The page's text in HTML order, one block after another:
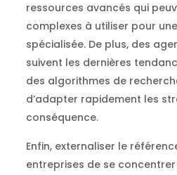
ressources avancés qui
complexes à utiliser pour
spécialisée. De plus, des
suivent les dernières
des algorithmes de
d’adapter rapidement les
conséquence.
Enfin, externaliser le
entreprises de se